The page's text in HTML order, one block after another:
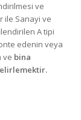
ve
ile Sanayi ve
A tipi
edenin veya
ve bina